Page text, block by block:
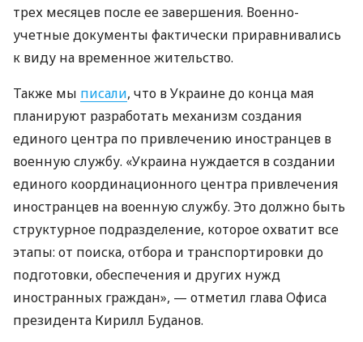
трех месяцев после ее завершения. Военно-
учетные документы фактически приравнивались
к виду на временное жительство.
Также мы писали, что в Украине до конца мая
планируют разработать механизм создания
единого центра по привлечению иностранцев в
военную службу. «Украина нуждается в создании
единого координационного центра привлечения
иностранцев на военную службу. Это должно быть
структурное подразделение, которое охватит все
этапы: от поиска, отбора и транспортировки до
подготовки, обеспечения и других нужд
иностранных граждан», — отметил глава Офиса
президента Кирилл Буданов.